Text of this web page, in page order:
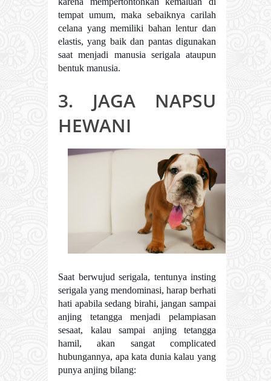
tempat umum, maka sebaiknya carilah
celana yang memiliki bahan lentur dan
elastis, yang baik dan pantas digunakan
saat menjadi manusia serigala ataupun
bentuk manusia.
3. JAGA NAPSU
HEWANI
Saat berwujud serigala, tentunya insting
serigala yang mendominasi, harap berhati
hati apabila sedang birahi, jangan sampai
anjing tetangga menjadi pelampiasan
sesaat, kalau sampai anjing tetangga
hamil, akan sangat complicated
hubungannya, apa kata dunia kalau yang
punya anjing bilang: